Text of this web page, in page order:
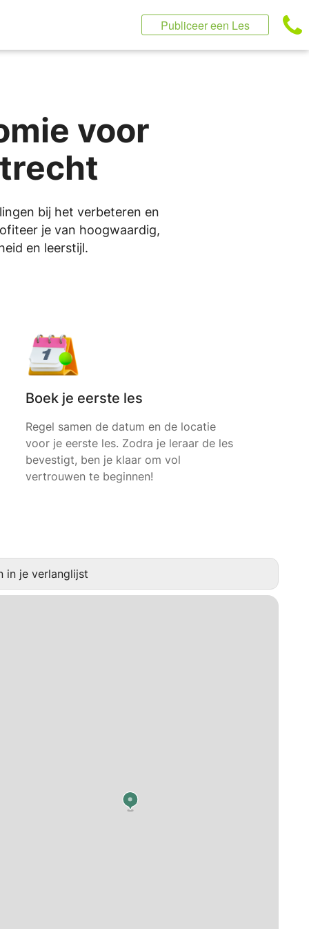
Publiceer een Les
voor
bij het verbeteren en
je van hoogwaardig,
en leerstijl.
Boek je eerste les
Regel samen de datum en de locatie
voor je eerste les. Zodra je leraar de les
bevestigt, ben je klaar om vol
vertrouwen te beginnen!
in je verlanglijst